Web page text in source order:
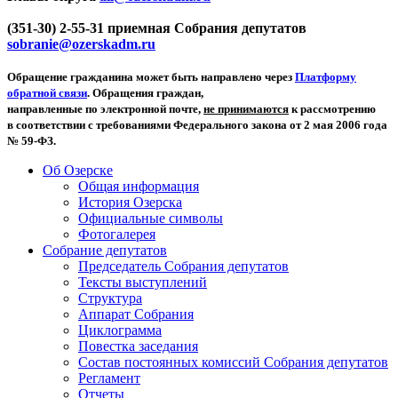
(351-30) 2-55-31 приемная Собрания депутатов
sobranie@ozerskadm.ru
Обращение гражданина может быть направлено через Платформу
обратной связи. Обращения граждан,
направленные по электронной почте, не принимаются к рассмотрению
в соответствии с требованиями Федерального закона от 2 мая 2006 года
№ 59-ФЗ.
Об Озерске
Общая информация
История Озерска
Официальные символы
Фотогалерея
Собрание депутатов
Председатель Собрания депутатов
Тексты выступлений
Структура
Аппарат Собрания
Циклограмма
Повестка заседания
Состав постоянных комиссий Собрания депутатов
Регламент
Отчеты